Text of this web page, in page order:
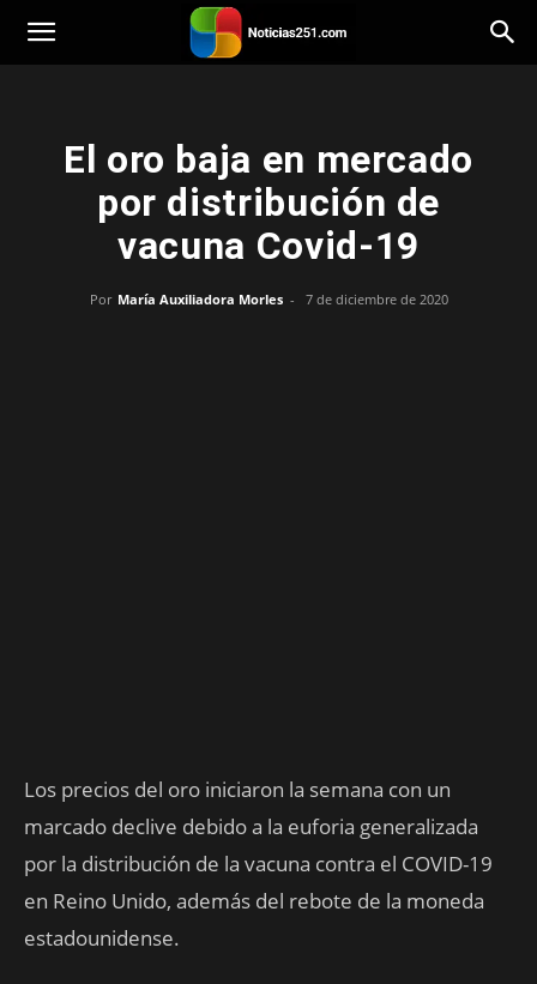
Noticias251
El oro baja en mercado
por distribución de
vacuna Covid-19
Por María Auxiliadora Morles - 7 de diciembre de 2020
Los precios del oro iniciaron la semana con un
marcado declive debido a la euforia generalizada
por la distribución de la vacuna contra el COVID-19
en Reino Unido, además del rebote de la moneda
estadounidense.